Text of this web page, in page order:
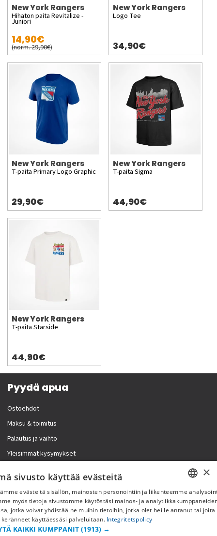
New York Rangers
Hihaton paita Revitalize -
Juniori
14,90€
(norm. 29,90€)
New York Rangers
Logo Tee
34,90€
New York Rangers
T-paita Primary Logo Graphic
29,90€
New York Rangers
T-paita Sigma
44,90€
New York Rangers
T-paita Starside
44,90€
Pyydä apua
Ostoehdot
Maksu & toimitus
Palautus ja vaihto
Yleisimmät kysymykset
Lisää meistä
Yritystiedot
FI
×
sivusto käyttää evästeitä
evästeitä sisällön, mainosten personointiin ja liikenteemme
myös tietoja sivustomme käytöstäsi mainos- ja
jotka voivat yhdistää ne muihin tietoihin, jotka olet heille antanut tai joita
keränneet käyttäessäsi palveluitaan. Integritetspolicy
KAIKKI KUMPPANIT (1913) →